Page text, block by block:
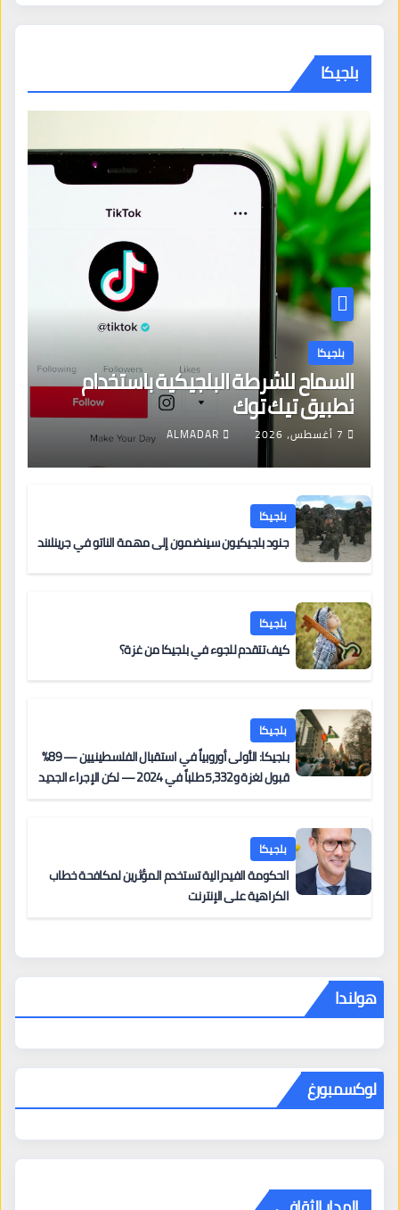
بلجيكا
بلجيكا
السماح للشرطة البلجيكية باستخدام
تطبيق تيك توك
7 أغسطس، 2026 ALMADAR
بلجيكا
جنود بلجيكيون سينضمون إلى مهمة الناتو في جرينلاند
بلجيكا
كيف تتقدم للجوء في بلجيكا من غزة؟
بلجيكا
بلجيكا: الأولى أوروبياً في استقبال الفلسطينيين — 89%
قبول لغزة و5,332 طلباً في 2024 — لكن الإجراء الجديد
بلجيكا
الحكومة الفيدرالية تستخدم المؤثرين لمكافحة خطاب
الكراهية على الإنترنت
هولندا
لوكسمبورغ